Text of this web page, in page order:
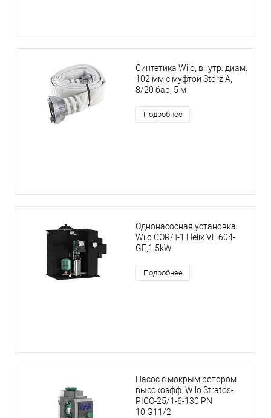
Синтетика Wilo, внутр. диам.
102 мм с муфтой Storz A,
8/20 бар, 5 м
Подробнее
Однонасосная установка
Wilo COR/T-1 Helix VE 604-
GE,1.5kW
Подробнее
Насос с мокрым ротором
высокоэфф. Wilo Stratos-
PICO-25/1-6-130 PN
10,G11/2